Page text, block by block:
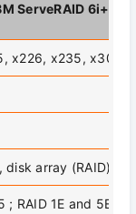
ServeRAID 6i+ #
x226, x235, x306,
disk array (RAID)
; RAID 1E and 5EE